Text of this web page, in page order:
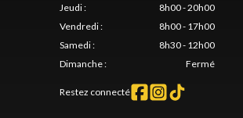
Jeudi:
8h00 - 20h00
Vendredi:
8h00 - 17h00
Samedi:
8h30 - 12h00
Dimanche: Fermé
Restez connecté